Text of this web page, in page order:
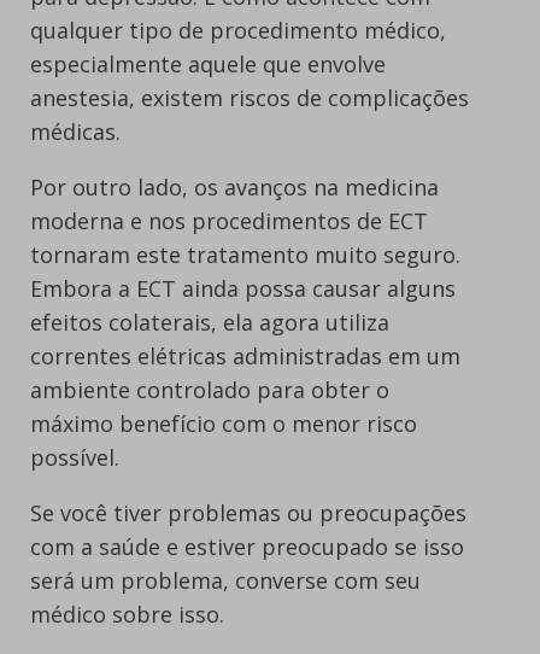
qualquer tipo de procedimento médico,
especialmente aquele que envolve
anestesia, existem riscos de complicações
médicas.
Por outro lado, os avanços na medicina
moderna e nos procedimentos de ECT
tornaram este tratamento muito seguro.
Embora a ECT ainda possa causar alguns
efeitos colaterais, ela agora utiliza
correntes elétricas administradas em um
ambiente controlado para obter o
máximo benefício com o menor risco
possível.
Se você tiver problemas ou preocupações
com a saúde e estiver preocupado se isso
será um problema, converse com seu
médico sobre isso.